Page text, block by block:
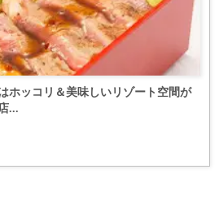
ホッコリ＆美味しいリゾート空間が
...